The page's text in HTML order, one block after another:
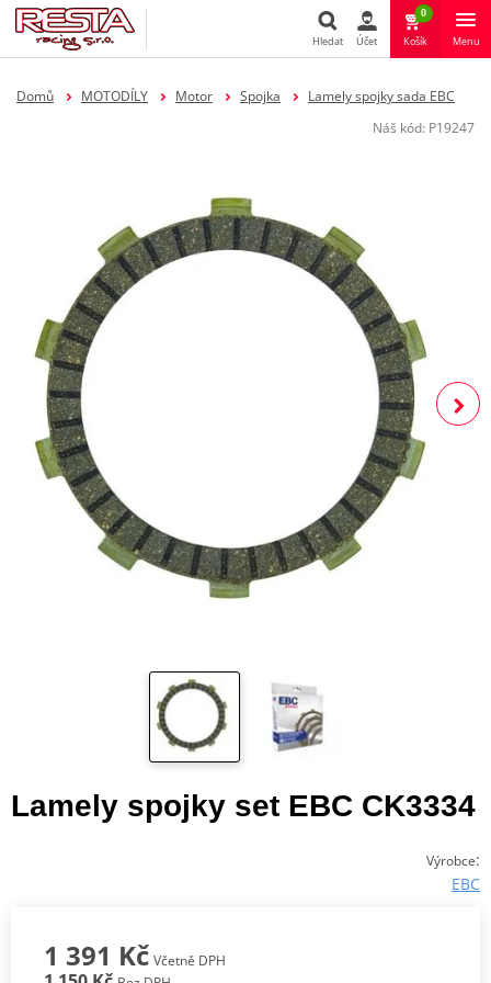
Hledat
Hledat Účet
0
Košík Menu
Domů MOTODÍLY Motor Spojka
Lamely spojky sada EBC
Náš kód: P19247
Lamely spojky set EBC CK3334
Výrobce:
EBC
1 391 Kč Včetně DPH